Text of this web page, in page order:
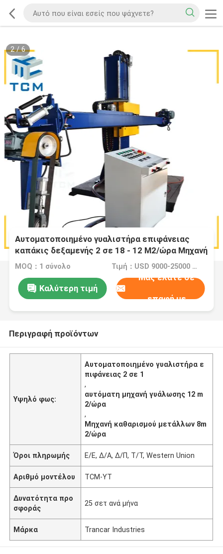
2/6
Αυτοματοποιημένο γυαλιστήρα επιφάνειας
καπάκις δεξαμενής 2 σε 18 - 12 M2/ώρα Μηχανή
γυαλισμού μετάλλων
MOQ：1 σύνολο Τιμή：USD 9000-25000 Dollar per set
Καλύτερη τιμή
Μας ελάτε σε
επαφή με
Περιγραφή προϊόντων
Υψηλό φως:
Αυτοματοποιημένο γυαλιστήρα ε
πιφάνειας 2 σε 1
,
αυτόματη μηχανή γυάλωσης 12 m
2/ώρα
,
Μηχανή καθαρισμού μετάλλων 8m
2/ώρα
Όροι πληρωμής Ε/Ε, Δ/Α, Δ/Π, Τ/Τ, Western Union
Αριθμό μοντέλου ΤCM-YT
Δυνατότητα προ
σφοράς
25 σετ ανά μήνα
Μάρκα Trancar Industries